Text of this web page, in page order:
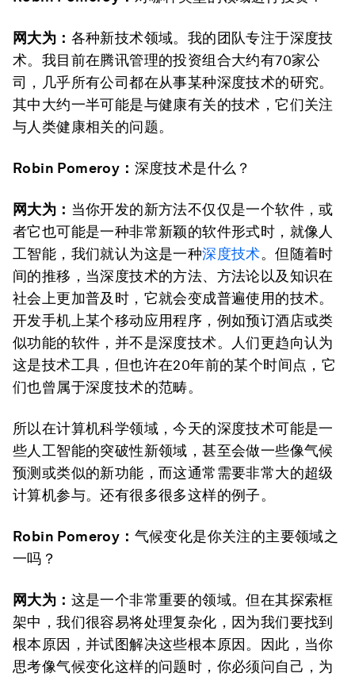
网大为： 各种新技术领域。我的团队专注于深度技
术。我目前在腾讯管理的投资组合大约有70家公
司，几乎所有公司都在从事某种深度技术的研究。
其中大约一半可能是与健康有关的技术，它们关注
与人类健康相关的问题。
Robin Pomeroy ： 深度技术是什么？
网大为： 当你开发的新方法不仅仅是一个软件，或
者它也可能是一种非常新颖的软件形式时，就像人
工智能，我们就认为这是一种深度技术。但随着时
间的推移，当深度技术的方法、方法论以及知识在
社会上更加普及时，它就会变成普遍使用的技术。
开发手机上某个移动应用程序，例如预订酒店或类
似功能的软件，并不是深度技术。人们更趋向认为
这是技术工具，但也许在20年前的某个时间点，它
们也曾属于深度技术的范畴。
所以在计算机科学领域，今天的深度技术可能是一
些人工智能的突破性新领域，甚至会做一些像气候
预测或类似的新功能，而这通常需要非常大的超级
计算机参与。还有很多很多这样的例子。
Robin Pomeroy ： 气候变化是你关注的主要领域之
一吗？
网大为： 这是一个非常重要的领域。但在其探索框
架中，我们很容易将处理复杂化，因为我们要找到
根本原因，并试图解决这些根本原因。因此，当你
思考像气候变化这样的问题时，你必须问自己，为